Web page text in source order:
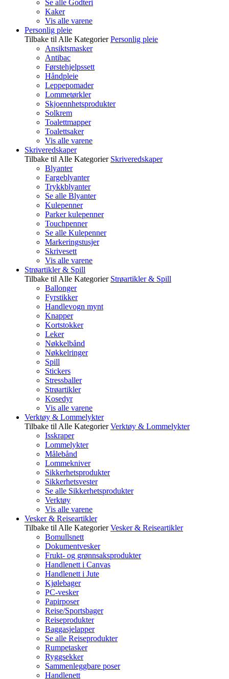
Se alle Godteri
Kaker
Vis alle varene
Personlig pleie
Tilbake til Alle Kategorier Personlig pleie
Ansiktsmasker
Antibac
Førstehjelpssett
Håndpleie
Leppepomader
Lommetørkler
Skjoennhetsprodukter
Solkrem
Toalettmapper
Toalettsaker
Vis alle varene
Skriveredskaper
Tilbake til Alle Kategorier Skriveredskaper
Blyanter
Fargeblyanter
Trykkblyanter
Se alle Blyanter
Kulepenner
Parker kulepenner
Touchpenner
Se alle Kulepenner
Markeringstusjer
Skrivesett
Vis alle varene
Strøartikler & Spill
Tilbake til Alle Kategorier Strøartikler & Spill
Ballonger
Fyrstikker
Handlevogn mynt
Knapper
Kortstokker
Leker
Nøkkelbånd
Nøkkelringer
Spill
Stickers
Stressballer
Strøartikler
Kosedyr
Vis alle varene
Verktøy & Lommelykter
Tilbake til Alle Kategorier Verktøy & Lommelykter
Isskraper
Lommelykter
Målebånd
Lommekniver
Sikkerhetsprodukter
Sikkerhetsvester
Se alle Sikkerhetsprodukter
Verktøy
Vis alle varene
Vesker & Reiseartikler
Tilbake til Alle Kategorier Vesker & Reiseartikler
Bomullsnett
Dokumentvesker
Frukt- og grønnsaksprodukter
Handlenett i Canvas
Handlenett i Jute
Kjølebager
PC-vesker
Papirposer
Reise/Sportsbager
Reiseprodukter
Baggasjelapper
Se alle Reiseprodukter
Rumpetasker
Ryggsekker
Sammenleggbare poser
Handlenett